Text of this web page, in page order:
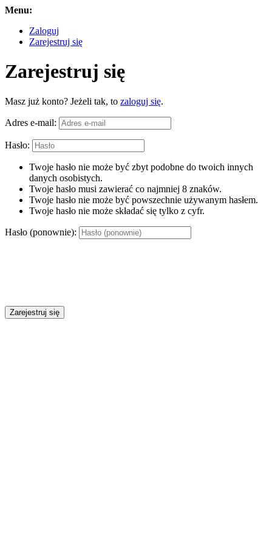
Menu:
Zaloguj
Zarejestruj się
Zarejestruj się
Masz już konto? Jeżeli tak, to zaloguj się.
Adres e-mail:
Hasło:
Twoje hasło nie może być zbyt podobne do twoich innych
danych osobistych.
Twoje hasło musi zawierać co najmniej 8 znaków.
Twoje hasło nie może być powszechnie używanym hasłem.
Twoje hasło nie może składać się tylko z cyfr.
Hasło (ponownie):
Zarejestruj się